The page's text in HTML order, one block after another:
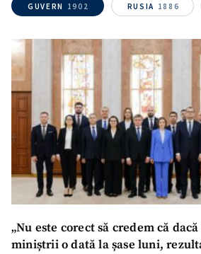
GUVERN 1902 RUSIA 1886
„Nu este corect să credem că
miniștrii o dată la șase luni,